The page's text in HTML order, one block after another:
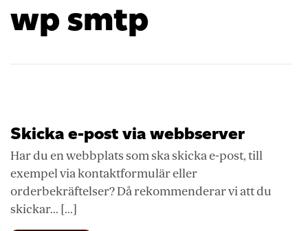
wp smtp
Skicka e-post via webbserver
Har du en webbplats som ska skicka e-post, till
exempel via kontaktformulär eller
orderbekräftelser? Då rekommenderar vi att du
skickar... [...]